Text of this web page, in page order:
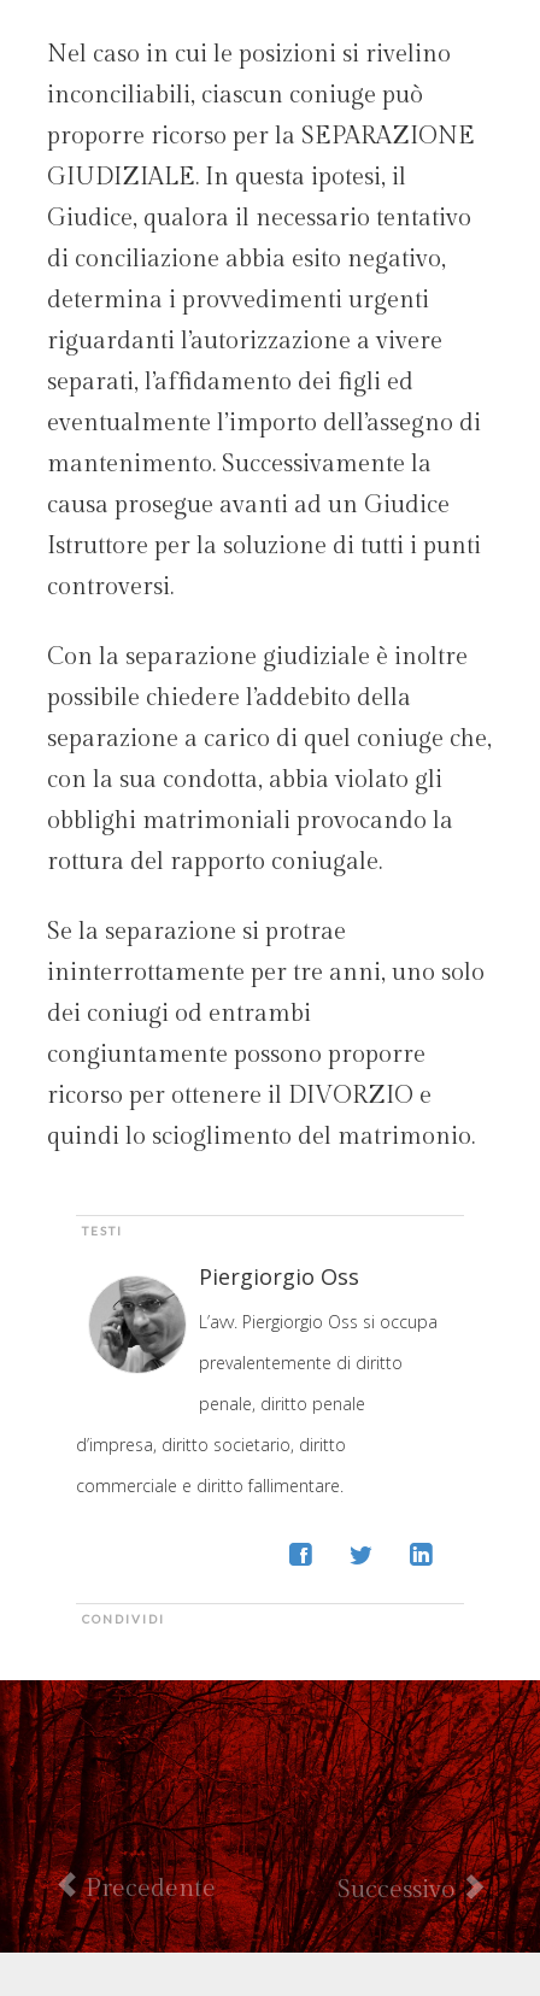
Nel caso in cui le posizioni si rivelino
inconciliabili, ciascun coniuge può
proporre ricorso per la SEPARAZIONE
GIUDIZIALE. In questa ipotesi, il
Giudice, qualora il necessario tentativo
di conciliazione abbia esito negativo,
determina i provvedimenti urgenti
riguardanti l’autorizzazione a vivere
separati, l’affidamento dei figli ed
eventualmente l’importo dell’assegno di
mantenimento. Successivamente la
causa prosegue avanti ad un Giudice
Istruttore per la soluzione di tutti i punti
controversi.
Con la separazione giudiziale è inoltre
possibile chiedere l’addebito della
separazione a carico di quel coniuge che,
con la sua condotta, abbia violato gli
obblighi matrimoniali provocando la
rottura del rapporto coniugale.
Se la separazione si protrae
ininterrottamente per tre anni, uno solo
dei coniugi od entrambi
congiuntamente possono proporre
ricorso per ottenere il DIVORZIO e
quindi lo scioglimento del matrimonio.
TESTI
Piergiorgio Oss
L’avv. Piergiorgio Oss si occupa
prevalentemente di diritto
penale, diritto penale
d’impresa, diritto societario, diritto
commerciale e diritto fallimentare.
❾ ❿ ➂
CONDIVIDI
Precedente Successivo